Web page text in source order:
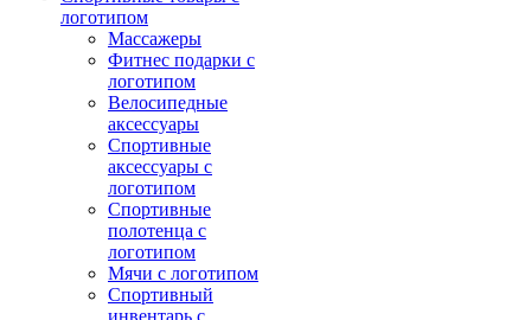
логотипом
Массажеры
Фитнес подарки с
логотипом
Велосипедные
аксессуары
Спортивные
аксессуары с
логотипом
Спортивные
полотенца с
логотипом
Мячи с логотипом
Спортивный
инвентарь с